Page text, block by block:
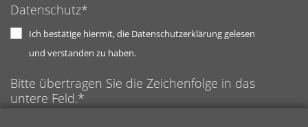
Datenschutz*
Ich bestätige hiermit, die Datenschutzerklärung gelesen
und verstanden zu haben.
Bitte übertragen Sie die Zeichenfolge in das
untere Feld.*